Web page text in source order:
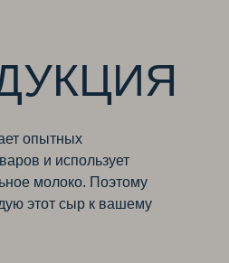
опытных
и использует
молоко. Поэтому
этот сыр к вашему